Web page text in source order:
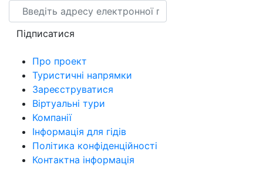
Email
Підписатися
Про проект
Туристичні напрямки
Зареєструватися
Віртуальні тури
Компанії
Інформація для гідів
Політика конфіденційності
Контактна інформація